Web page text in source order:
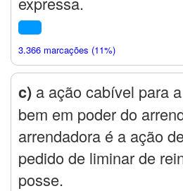
3.366 marcações (11%)
c) a ação cabível para
bem em poder do
arrendadora é a ação
pedido de liminar de
posse.